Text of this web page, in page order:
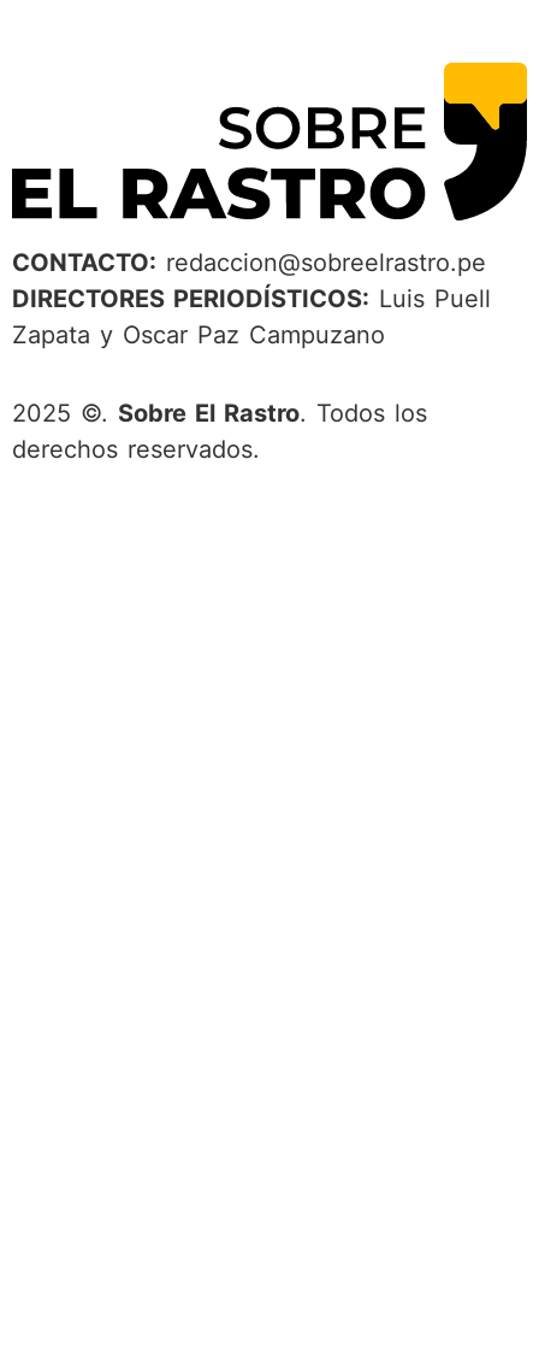
CONTACTO: redaccion@sobreelrastro.pe
DIRECTORES PERIODÍSTICOS: Luis Puell
Zapata y Oscar Paz Campuzano
2025 ©. Sobre El Rastro. Todos los
derechos reservados.